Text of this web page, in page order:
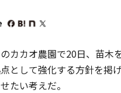
カカオ農園で20日、苗木
として強化する方針を掲
たい考えだ。